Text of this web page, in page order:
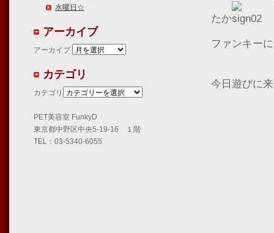
たか
ファンキー
今日遊びに
水曜日☆
アーカイブ
アーカイブ
カテゴリ
カテゴリ
PET美容室 FunkyD
東京都中野区中央5-19-16 １階
TEL：03-5340-6055